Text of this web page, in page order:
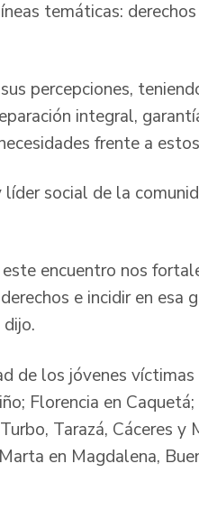
temáticas:
percepciones,
integral,
frente a
social de la
encuentro nos
e incidir en esa
de los jóvenes
Florencia en
Tarazá, Cáceres y
en Magdalena,